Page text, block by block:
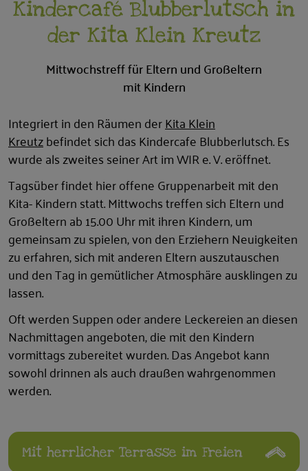
Kindercafé Blubberlutsch in
der Kita Klein Kreutz
Mittwochstreff für Eltern und Großeltern
mit Kindern
Integriert in den Räumen derKita Klein
Kreutzbefindet sich das Kindercafe Blubberlutsch. Es
wurde als zweites seiner Art im WIR e. V. eröffnet.
Tagsüber findet hier offene Gruppenarbeit mit den
Kita- Kindern statt. Mittwochs treffen sich Eltern und
Großeltern ab 15.00 Uhr mit ihren Kindern, um
gemeinsam zu spielen, von den Erziehern Neuigkeiten
zu erfahren, sich mit anderen Eltern auszutauschen
und den Tag in gemütlicher Atmosphäre ausklingen zu
lassen.
Oft werden Suppen oder andere Leckereien an diesen
Nachmittagen angeboten, die mit den Kindern
vormittags zubereitet wurden. Das Angebot kann
sowohl drinnen als auch draußen wahrgenommen
werden.
Mit herrlicher Terrasse im Freien